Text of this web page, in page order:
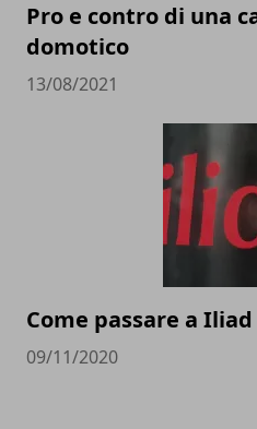
Pro e contro di una
domotico
13/08/2021
Come passare a
09/11/2020